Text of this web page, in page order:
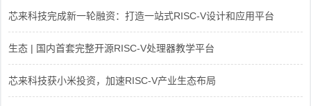
芯来科技完成新一轮融资：打造一站式RISC-V设计和应用平台
生态 | 国内首套完整开源RISC-V处理器教学平台
芯来科技获小米投资，加速RISC-V产业生态布局